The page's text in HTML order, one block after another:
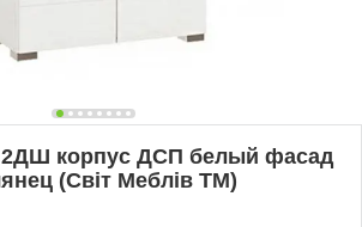
2ДШ корпус ДСП белый фасад
(Світ Меблів ТМ)